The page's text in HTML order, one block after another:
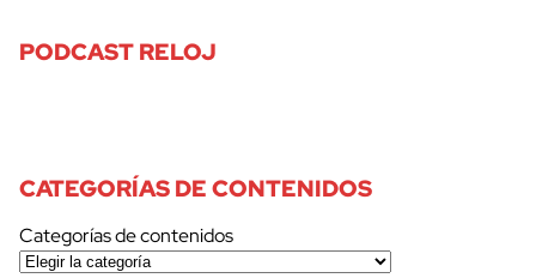
PODCAST RELOJ
CATEGORÍAS DE CONTENIDOS
Categorías de contenidos